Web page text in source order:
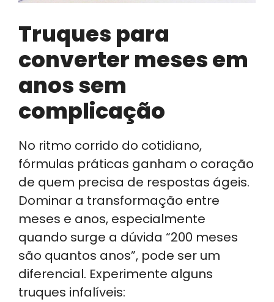
Truques para
converter meses em
anos sem
complicação
No ritmo corrido do cotidiano,
fórmulas práticas ganham o coração
de quem precisa de respostas ágeis.
Dominar a transformação entre
meses e anos, especialmente
quando surge a dúvida “200 meses
são quantos anos”, pode ser um
diferencial. Experimente alguns
truques infalíveis: